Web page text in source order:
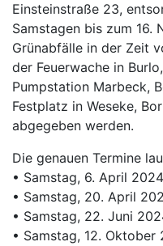
Einsteinstraße 23,
Samstagen bis zum 16.
Grünabfälle in der Zeit
der Feuerwache in
Pumpstation Marbeck,
Festplatz in Weseke,
abgegeben werden.
Die genauen Termine
• Samstag, 6. April 2024
• Samstag, 20. April
• Samstag, 22. Juni
• Samstag, 12. Oktober